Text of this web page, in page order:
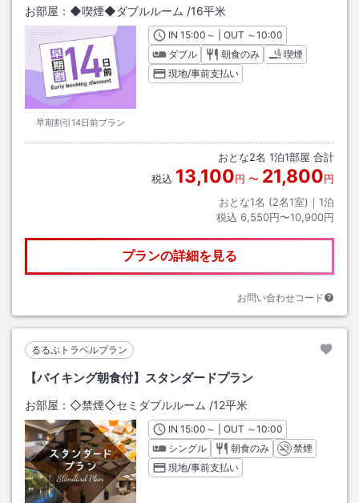
お部屋： ◆喫煙◆ダブルルーム /16平米
早期割引14日前プラン
INチェックイン
15:00 ～ | OUT チェックアウト
～10:00
ダブル
朝食のみ
喫煙
現地/事前支払い
おとな2名 1泊1部屋 合計
税込 13,100円 〜 21,800円
おとな1名 (2名1室)｜ 1泊
税込 6,550円〜10,900円
プランの詳細を見る
お問い合わせコード
るるぶトラベルプラン
【バイキング朝食付】スタンダードプラン
お部屋： ◇禁煙◇セミダブルルーム /12平米
INチェックイン
15:00 ～ | OUT チェックアウト
～10:00
シングル
朝食のみ
禁煙
現地/事前支払い